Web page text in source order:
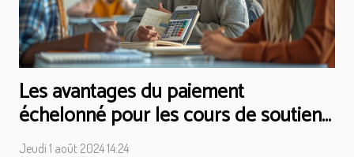
Les avantages du paiement
échelonné pour les cours de soutien
scolaire
Jeudi 1 août 2024 14:24